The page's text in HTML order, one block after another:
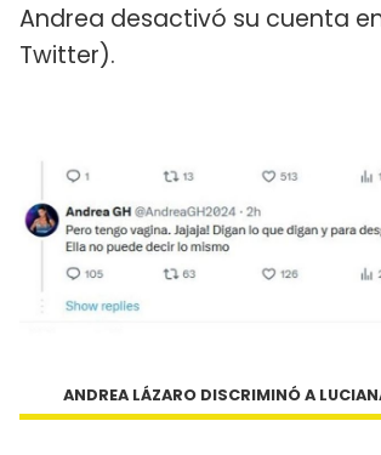
Andrea desactivó su cuenta
Twitter).
ANDREA LÁZARO DISCRIMINÓ A